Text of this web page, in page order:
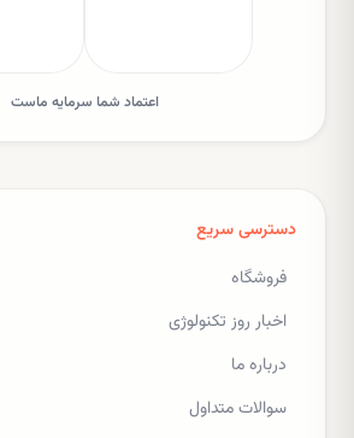
اعتماد شما سرمایه ماست
دسترسی سریع
فروشگاه
اخبار روز تکنولوژی
درباره ما
سوالات متداول